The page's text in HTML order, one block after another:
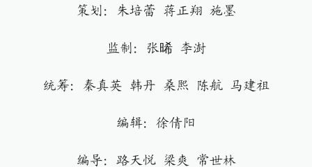
策划：朱培蕾 蒋正翔 施墨
监制：张晞 李澍
统筹：秦真英 韩丹 桑熙 陈航 马建祖
编辑：徐倩阳
编导：路天悦 梁爽 常世林